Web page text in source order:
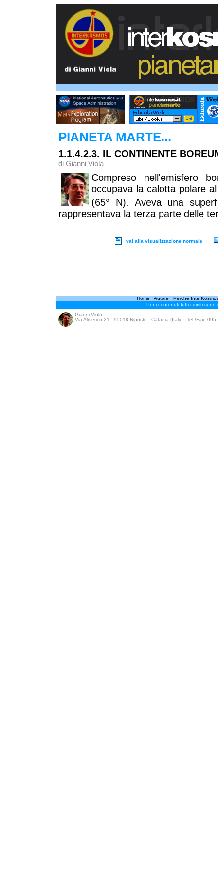
PIANETA MARTE...
1.1.4.2.3. IL CONTINENTE
di Gianni Viola
Compreso nell'emisfero
occupava la calotta polare
(65° N). Aveva una
rappresentava la terza parte delle
vai alla visualizzazione normale
Home | Autore | Perché
Per i contenuti tutti i diritti sono
Gianni Viola
Via Almerico 21 - 95018 Riposto - Catania (Italy) - Tel./Fax: